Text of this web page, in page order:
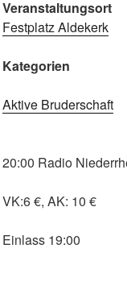
Veranstaltungsort
Festplatz Aldekerk
Kategorien
Aktive Bruderschaft
20:00 Radio
VK:6 €, AK: 10 €
Einlass 19:00